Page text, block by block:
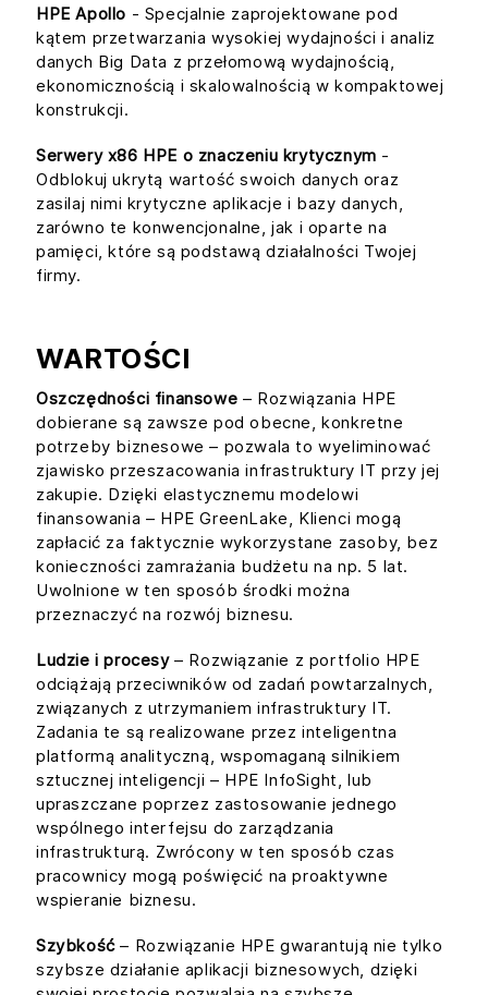
HPE Apollo - Specjalnie zaprojektowane pod
kątem przetwarzania wysokiej wydajności i analiz
danych Big Data z przełomową wydajnością,
ekonomicznością i skalowalnością w kompaktowej
konstrukcji.
Serwery x86 HPE o znaczeniu krytycznym -
Odblokuj ukrytą wartość swoich danych oraz
zasilaj nimi krytyczne aplikacje i bazy danych,
zarówno te konwencjonalne, jak i oparte na
pamięci, które są podstawą działalności Twojej
firmy.
WARTOŚCI
Oszczędności finansowe – Rozwiązania HPE
dobierane są zawsze pod obecne, konkretne
potrzeby biznesowe – pozwala to wyeliminować
zjawisko przeszacowania infrastruktury IT przy jej
zakupie. Dzięki elastycznemu modelowi
finansowania – HPE GreenLake, Klienci mogą
zapłacić za faktycznie wykorzystane zasoby, bez
konieczności zamrażania budżetu na np. 5 lat.
Uwolnione w ten sposób środki można
przeznaczyć na rozwój biznesu.
Ludzie i procesy– Rozwiązanie z portfolio HPE
odciążają przeciwników od zadań powtarzalnych,
związanych z utrzymaniem infrastruktury IT.
Zadania te są realizowane przez inteligentna
platformą analityczną, wspomaganą silnikiem
sztucznej inteligencji – HPE InfoSight, lub
upraszczane poprzez zastosowanie jednego
wspólnego interfejsu do zarządzania
infrastrukturą. Zwrócony w ten sposób czas
pracownicy mogą poświęcić na proaktywne
wspieranie biznesu.
Szybkość– Rozwiązanie HPE gwarantują nie tylko
szybsze działanie aplikacji biznesowych, dzięki